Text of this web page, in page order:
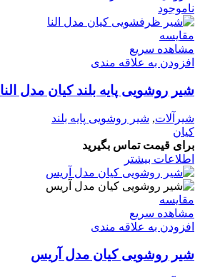
ناموجود
مقایسه
مشاهده سریع
افزودن به علاقه مندی
شیر روشویی پایه بلند کیان مدل النا
شیرآلات, شیر روشویی پایه بلند
کیان
برای قیمت تماس بگیرید
اطلاعات بیشتر
مقایسه
مشاهده سریع
افزودن به علاقه مندی
شیر روشویی کیان مدل آریس